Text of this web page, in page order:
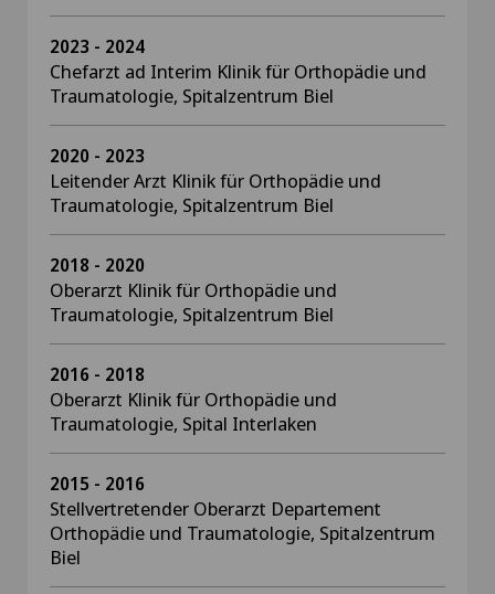
2023 - 2024
Chefarzt ad Interim Klinik für Orthopädie und
Traumatologie, Spitalzentrum Biel
2020 - 2023
Leitender Arzt Klinik für Orthopädie und
Traumatologie, Spitalzentrum Biel
2018 - 2020
Oberarzt Klinik für Orthopädie und
Traumatologie, Spitalzentrum Biel
2016 - 2018
Oberarzt Klinik für Orthopädie und
Traumatologie, Spital Interlaken
2015 - 2016
Stellvertretender Oberarzt Departement
Orthopädie und Traumatologie, Spitalzentrum
Biel